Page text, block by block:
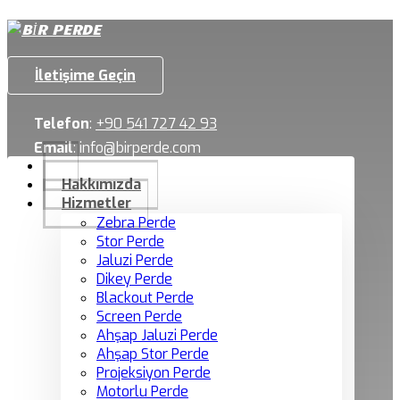
İletişime Geçin
Telefon: +90 541 727 42 93
Email:info@birperde.com
Hakkımızda
Hizmetler
Zebra Perde
Stor Perde
Jaluzi Perde
Dikey Perde
Blackout Perde
Screen Perde
Ahşap Jaluzi Perde
Ahşap Stor Perde
Projeksiyon Perde
Motorlu Perde